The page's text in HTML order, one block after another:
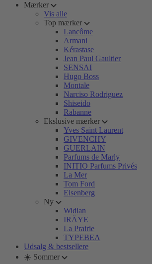
Mærker
Vis alle
Top mærker
Lancôme
Armani
Kérastase
Jean Paul Gaultier
SENSAI
Hugo Boss
Montale
Narciso Rodriguez
Shiseido
Rabanne
Ekslusive mærker
Yves Saint Laurent
GIVENCHY
GUERLAIN
Parfums de Marly
INITIO Parfums Privés
La Mer
Tom Ford
Eisenberg
Ny
Widian
IRÄYE
La Prairie
TYPEBEA
Udsalg & bestsellere
☀️ Sommer